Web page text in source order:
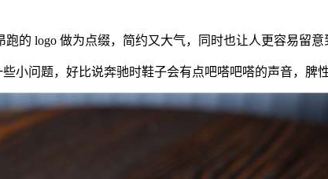
logo 做为点缀，简约又大气，同时也让人更容易留意
问题，好比说奔驰时鞋子会有点吧嗒吧嗒的声音，脾性